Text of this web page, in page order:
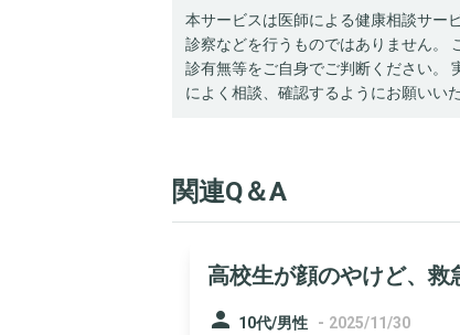
本サービスは医師による健康相談サー
診察などを行うものではありません。
診有無等をご自身でご判断ください。
によく相談、確認するようにお願いい
関連Q＆A
高校生が顔のやけど、救
person 10代/男性 - 2025/11/30